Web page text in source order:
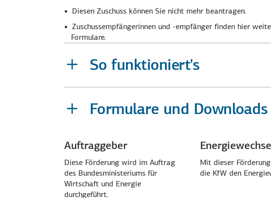
Diesen Zuschuss können Sie nicht mehr beantragen.
Zuschuss­empfängerinnen und -empfänger finden hier
Formulare.
So funktioniert's
Formulare und Downloads
Auftraggeber
Diese Förderung wird im Auftrag
des Bundesministeriums für
Wirtschaft und Energie
durchgeführt.
Mit dieser
die KfW den